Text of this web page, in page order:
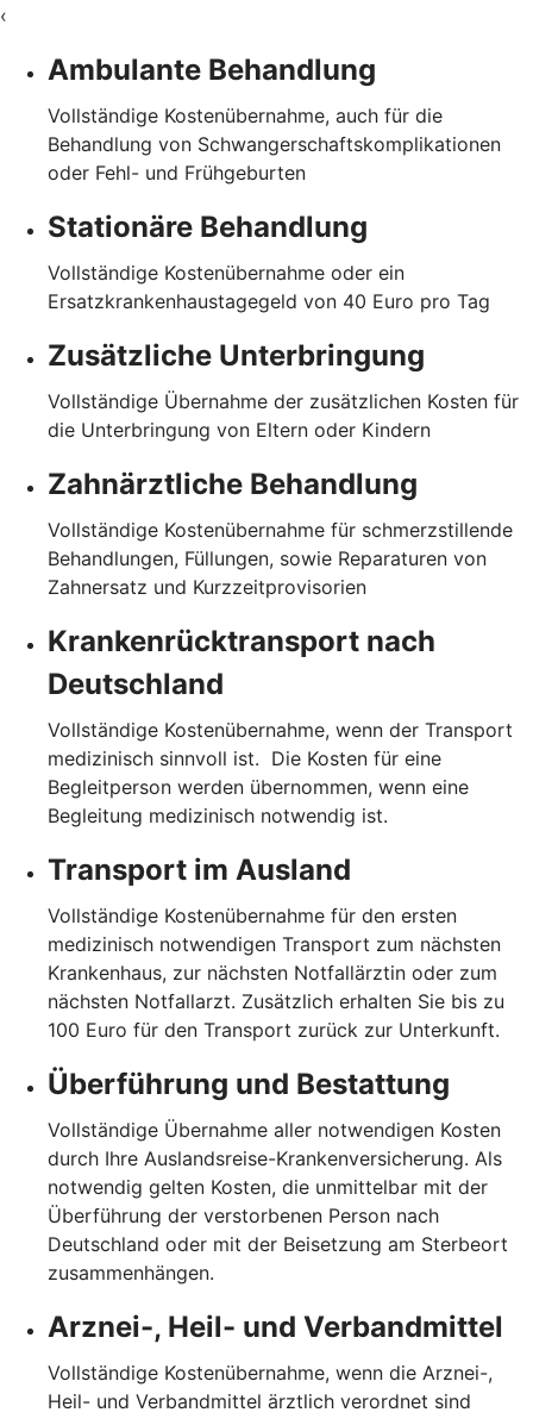
‹
Ambulante Behandlung
Vollständige Kostenübernahme, auch für die
Behandlung von Schwangerschaftskomplikationen
oder Fehl- und Frühgeburten
Stationäre Behandlung
Vollständige Kostenübernahme oder ein
Ersatzkrankenhaustagegeld von 40 Euro pro Tag
Zusätzliche Unterbringung
Vollständige Übernahme der zusätzlichen Kosten für
die Unterbringung von Eltern oder Kindern
Zahnärztliche Behandlung
Vollständige Kostenübernahme für schmerzstillende
Behandlungen, Füllungen, sowie Reparaturen von
Zahnersatz und Kurzzeitprovisorien
Krankenrücktransport nach
Deutschland
Vollständige Kostenübernahme, wenn der Transport
medizinisch sinnvoll ist. Die Kosten für eine
Begleitperson werden übernommen, wenn eine
Begleitung medizinisch notwendig ist.
Transport im Ausland
Vollständige Kostenübernahme für den ersten
medizinisch notwendigen Transport zum nächsten
Krankenhaus, zur nächsten Notfallärztin oder zum
nächsten Notfallarzt. Zusätzlich erhalten Sie bis zu
100 Euro für den Transport zurück zur Unterkunft.
Überführung und Bestattung
Vollständige Übernahme aller notwendigen Kosten
durch Ihre Auslandsreise-Krankenversicherung. Als
notwendig gelten Kosten, die unmittelbar mit der
Überführung der verstorbenen Person nach
Deutschland oder mit der Beisetzung am Sterbeort
zusammenhängen.
Arznei-, Heil- und Verbandmittel
Vollständige Kostenübernahme, wenn die Arznei-,
Heil- und Verbandmittel ärztlich verordnet sind